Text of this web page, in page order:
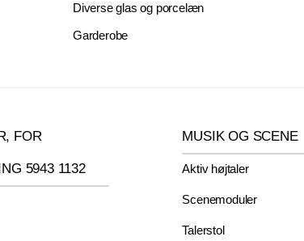
Diverse glas og porcelæn
Garderobe
FOR
5943 1132
MUSIK OG SCENE
Aktiv højtaler
Scenemoduler
Talerstol